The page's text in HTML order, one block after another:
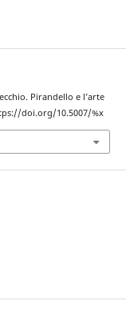
Pirandello e l’arte
doi.org/10.5007/%x